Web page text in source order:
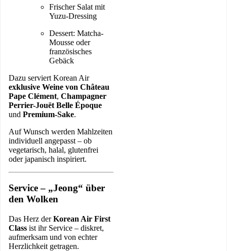
Frischer Salat mit
Yuzu-Dressing
Dessert: Matcha-
Mousse oder
französisches
Gebäck
Dazu serviert Korean Air
exklusive Weine von Château
Pape Clément, Champagner
Perrier-Jouët Belle Époque
und Premium-Sake.
Auf Wunsch werden Mahlzeiten
individuell angepasst – ob
vegetarisch, halal, glutenfrei
oder japanisch inspiriert.
Service – „Jeong“ über
den Wolken
Das Herz derKorean Air First
Class ist ihr Service – diskret,
aufmerksam und von echter
Herzlichkeit getragen.